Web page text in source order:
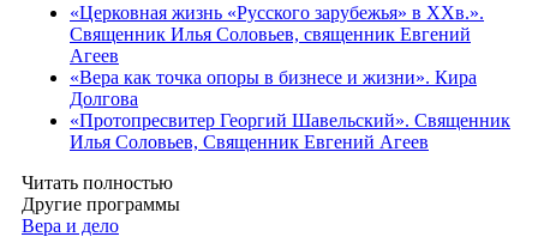
«Церковная жизнь «Русского зарубежья» в ХХв.».
Священник Илья Соловьев, священник Евгений
Агеев
«Вера как точка опоры в бизнесе и жизни». Кира
Долгова
«Протопресвитер Георгий Шавельский». Священник
Илья Соловьев, Священник Евгений Агеев
Читать полностью
Другие программы
Вера и дело